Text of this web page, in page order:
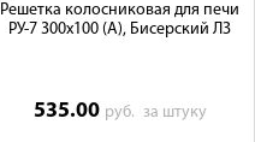
Решетка колосниковая для печи
РУ-7 300х100 (А), Бисерский ЛЗ
535.00 руб. за штуку